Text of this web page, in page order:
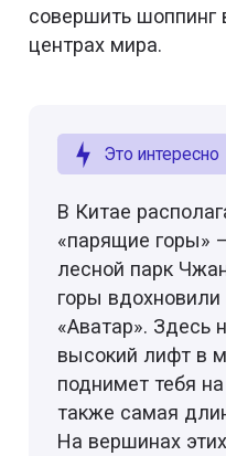
совершить шоппинг
центрах мира.
Это интересно
В Китае
«парящие горы»
лесной парк
горы
«Аватар». Здесь
высокий лифт в
поднимет тебя
также самая
На вершинах